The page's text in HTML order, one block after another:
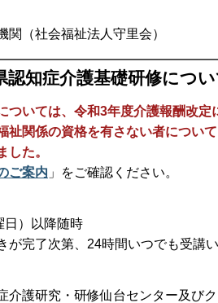
関（社会福祉法人守里会）
認知症介護基礎研修につい
ついては、令和3年度介護報酬改
祉関係の資格を有さない者につい
した。
ご案内 」をご確認ください。
日）以降随時
完了次第、24時間いつでも受講い
介護研究・研修仙台センター及びク